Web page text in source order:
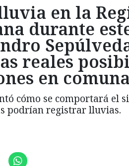
en la
durante
reales
en
cómo se comportará el
podrían registrar lluvias.